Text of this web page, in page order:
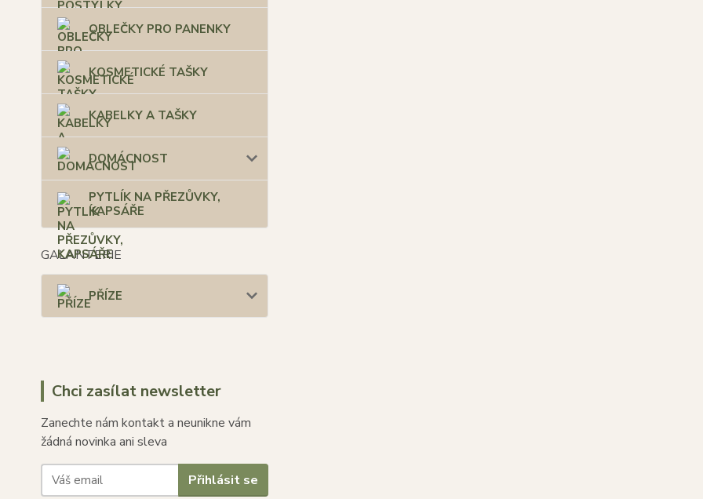
OBLEČKY PRO PANENKY
KOSMETICKÉ TAŠKY
KABELKY A TAŠKY
DOMÁCNOST
PYTLÍK NA PŘEZŮVKY,
KAPSÁŘE
GALANTERIE
PŘÍZE
Chci zasílat newsletter
Zanechte nám kontakt a neunikne vám
žádná novinka ani sleva
Přihlásit se